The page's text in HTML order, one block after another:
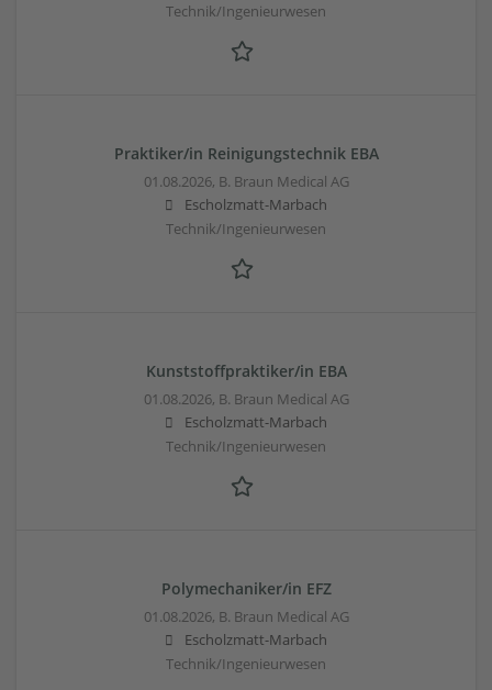
Technik/Ingenieurwesen
Praktiker/in Reinigungstechnik EBA
01.08.2026, B. Braun Medical AG
Escholzmatt-Marbach
Technik/Ingenieurwesen
Kunststoffpraktiker/in EBA
01.08.2026, B. Braun Medical AG
Escholzmatt-Marbach
Technik/Ingenieurwesen
Polymechaniker/in EFZ
01.08.2026, B. Braun Medical AG
Escholzmatt-Marbach
Technik/Ingenieurwesen